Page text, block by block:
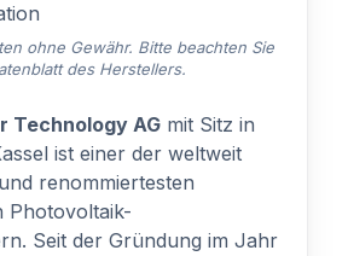
ohne Gewähr. Bitte beachten Sie
des Herstellers.
Technology AG mit Sitz in
ist einer der weltweit
renommiertesten
Photovoltaik-
Seit der Gründung im Jahr